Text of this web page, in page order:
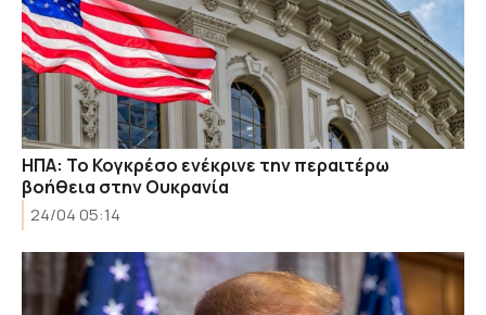
ΗΠΑ: Το Κογκρέσο ενέκρινε την περαιτέρω
βοήθεια στην Ουκρανία
24/04 05:14